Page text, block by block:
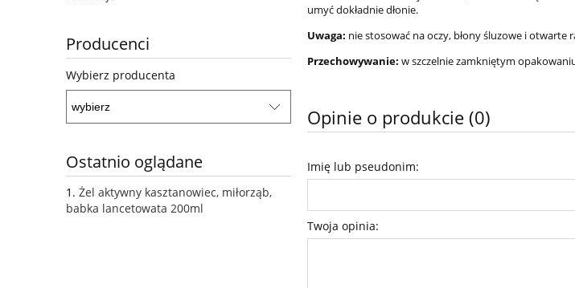
Producenci
Wybierz producenta
Ostatnio oglądane
Żel aktywny kasztanowiec, miłorząb,
babka lancetowata 200ml
umyć dokładnie dłonie.
Uwaga: nie stosować na oczy, błony śluzowe i otwarte
Przechowywanie: w szczelnie zamkniętym
Opinie o produkcie (0)
Imię lub pseudonim:
Twoja opinia: